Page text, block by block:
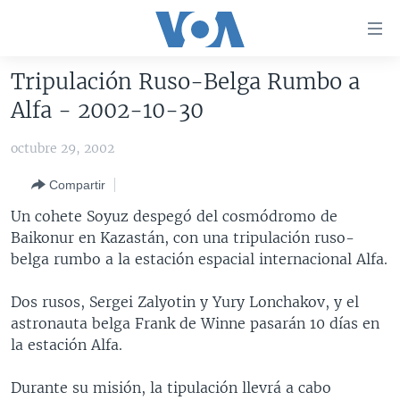
accesibilidad
Salte
al
contenido
Salte
navegador
principal
Salte
búsqueda
AMÉRICA DEL NORTE
MÉXICO
HAITÍ
ELECCIONES EEUU
VOTO DIVIDIDO
VOA VERIFICA
VOA VERIFICA UCRANIA/RUSIA
VOA VERIFICA INMIGRACIÓN
VOA VERIFICA AMÉRICA LATINA
AMÉRICA LATINA
ARGENTINA
BOLIVIA
CHILE
PERÚ
ECUADOR
CHINA EN AMÉRICA LATINA
CENTROAMÉRICA
EL SALVADOR
GUATEMALA
HONDURAS
INMIGRACIÓN
LIBERTAD DE PRENSA
MUNDO
ESPECIALES DE LA VOA
LIBERTAD DE PRENSA
UCRANIA
Tripulación Ruso-Belga Rumbo a
Alfa - 2002-10-30
octubre 29, 2002
Compartir
Un cohete Soyuz despegó del cosmódromo de
Baikonur en Kazastán, con una tripulación ruso-
belga rumbo a la estación espacial internacional Alfa.
Dos rusos, Sergei Zalyotin y Yury Lonchakov, y el
astronauta belga Frank de Winne pasarán 10 días en
la estación Alfa.
Durante su misión, la tipulación llevrá a cabo